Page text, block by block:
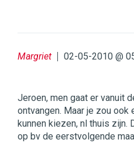
Margriet 02-05-2010 @
Jeroen, men gaat er vanuit
ontvangen. Maar je zou ook
kunnen kiezen, nl thuis
op bv de eerstvolgende